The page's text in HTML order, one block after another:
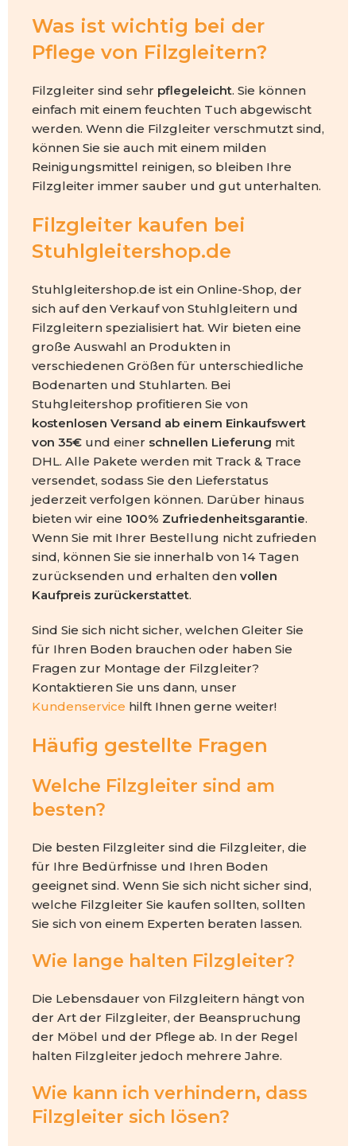
Was ist wichtig bei der
Pflege von Filzgleitern?
Filzgleiter sind sehr pflegeleicht. Sie können
einfach mit einem feuchten Tuch abgewischt
werden. Wenn die Filzgleiter verschmutzt sind,
können Sie sie auch mit einem milden
Reinigungsmittel reinigen, so bleiben Ihre
Filzgleiter immer sauber und gut unterhalten.
Filzgleiter kaufen bei
Stuhlgleitershop.de
Stuhlgleitershop.de ist ein Online-Shop, der
sich auf den Verkauf von Stuhlgleitern und
Filzgleitern spezialisiert hat. Wir bieten eine
große Auswahl an Produkten in
verschiedenen Größen für unterschiedliche
Bodenarten und Stuhlarten. Bei
Stuhgleitershop profitieren Sie von
kostenlosen Versand ab einem Einkaufswert
von 35€ und einer schnellen Lieferung mit
DHL. Alle Pakete werden mit Track & Trace
versendet, sodass Sie den Lieferstatus
jederzeit verfolgen können. Darüber hinaus
bieten wir eine 100% Zufriedenheitsgarantie.
Wenn Sie mit Ihrer Bestellung nicht zufrieden
sind, können Sie sie innerhalb von 14 Tagen
zurücksenden und erhalten den vollen
Kaufpreis zurückerstattet.
Sind Sie sich nicht sicher, welchen Gleiter Sie
für Ihren Boden brauchen oder haben Sie
Fragen zur Montage der Filzgleiter?
Kontaktieren Sie uns dann, unser
Kundenservice hilft Ihnen gerne weiter!
Häufig gestellte Fragen
Welche Filzgleiter sind am
besten?
Die besten Filzgleiter sind die Filzgleiter, die
für Ihre Bedürfnisse und Ihren Boden
geeignet sind. Wenn Sie sich nicht sicher sind,
welche Filzgleiter Sie kaufen sollten, sollten
Sie sich von einem Experten beraten lassen.
Wie lange halten Filzgleiter?
Die Lebensdauer von Filzgleitern hängt von
der Art der Filzgleiter, der Beanspruchung
der Möbel und der Pflege ab. In der Regel
halten Filzgleiter jedoch mehrere Jahre.
Wie kann ich verhindern, dass
Filzgleiter sich lösen?